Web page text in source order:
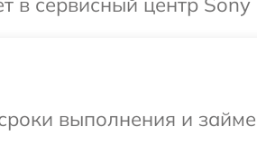
выполнения и